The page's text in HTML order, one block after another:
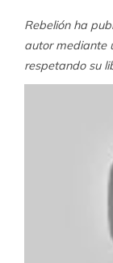
Rebelión ha
autor mediante
respetando su